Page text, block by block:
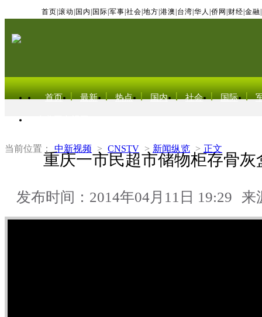
首页 滚动 国内 国际 军事 社会 地方 港澳 台湾 华人 侨网 财经 金融
首页 最新 热点 国内 社会 国际
当前位置： 中新视频 > CNSTV > 新闻纵览 > 正文
重庆一市民超市储物柜存骨灰
发布时间：2014年04月11日 19:29 来